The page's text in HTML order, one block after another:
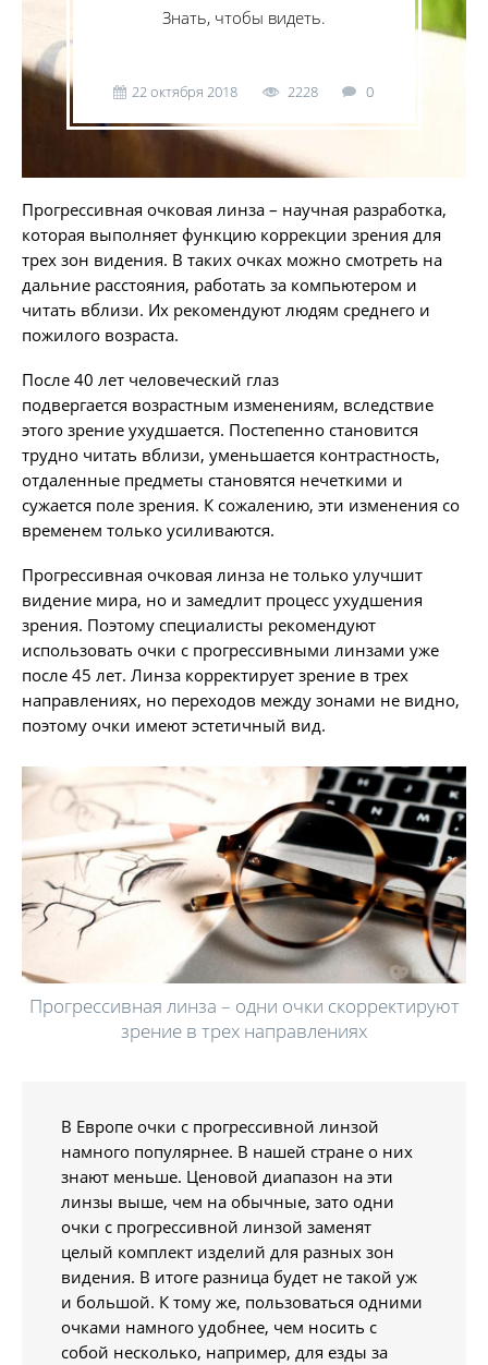
Знать, чтобы видеть.
22 октября 2018 2228 0
Прогрессивная очковая линза – научная разработка,
которая выполняет функцию коррекции зрения для
трех зон видения. В таких очках можно смотреть на
дальние расстояния, работать за компьютером и
читать вблизи. Их рекомендуют людям среднего и
пожилого возраста.
После 40 лет человеческий глаз
подвергается возрастным изменениям, вследствие
этого зрение ухудшается. Постепенно становится
трудно читать вблизи, уменьшается контрастность,
отдаленные предметы становятся нечеткими и
сужается поле зрения. К сожалению, эти изменения со
временем только усиливаются.
Прогрессивная очковая линза не только улучшит
видение мира, но и замедлит процесс ухудшения
зрения. Поэтому специалисты рекомендуют
использовать очки с прогрессивными линзами уже
после 45 лет. Линза корректирует зрение в трех
направлениях, но переходов между зонами не видно,
поэтому очки имеют эстетичный вид.
Прогрессивная линза – одни очки скорректируют
зрение в трех направлениях
В Европе очки с прогрессивной линзой
намного популярнее. В нашей стране о них
знают меньше. Ценовой диапазон на эти
линзы выше, чем на обычные, зато одни
очки с прогрессивной линзой заменят
целый комплект изделий для разных зон
видения. В итоге разница будет не такой уж
и большой. К тому же, пользоваться одними
очками намного удобнее, чем носить с
собой несколько, например, для езды за